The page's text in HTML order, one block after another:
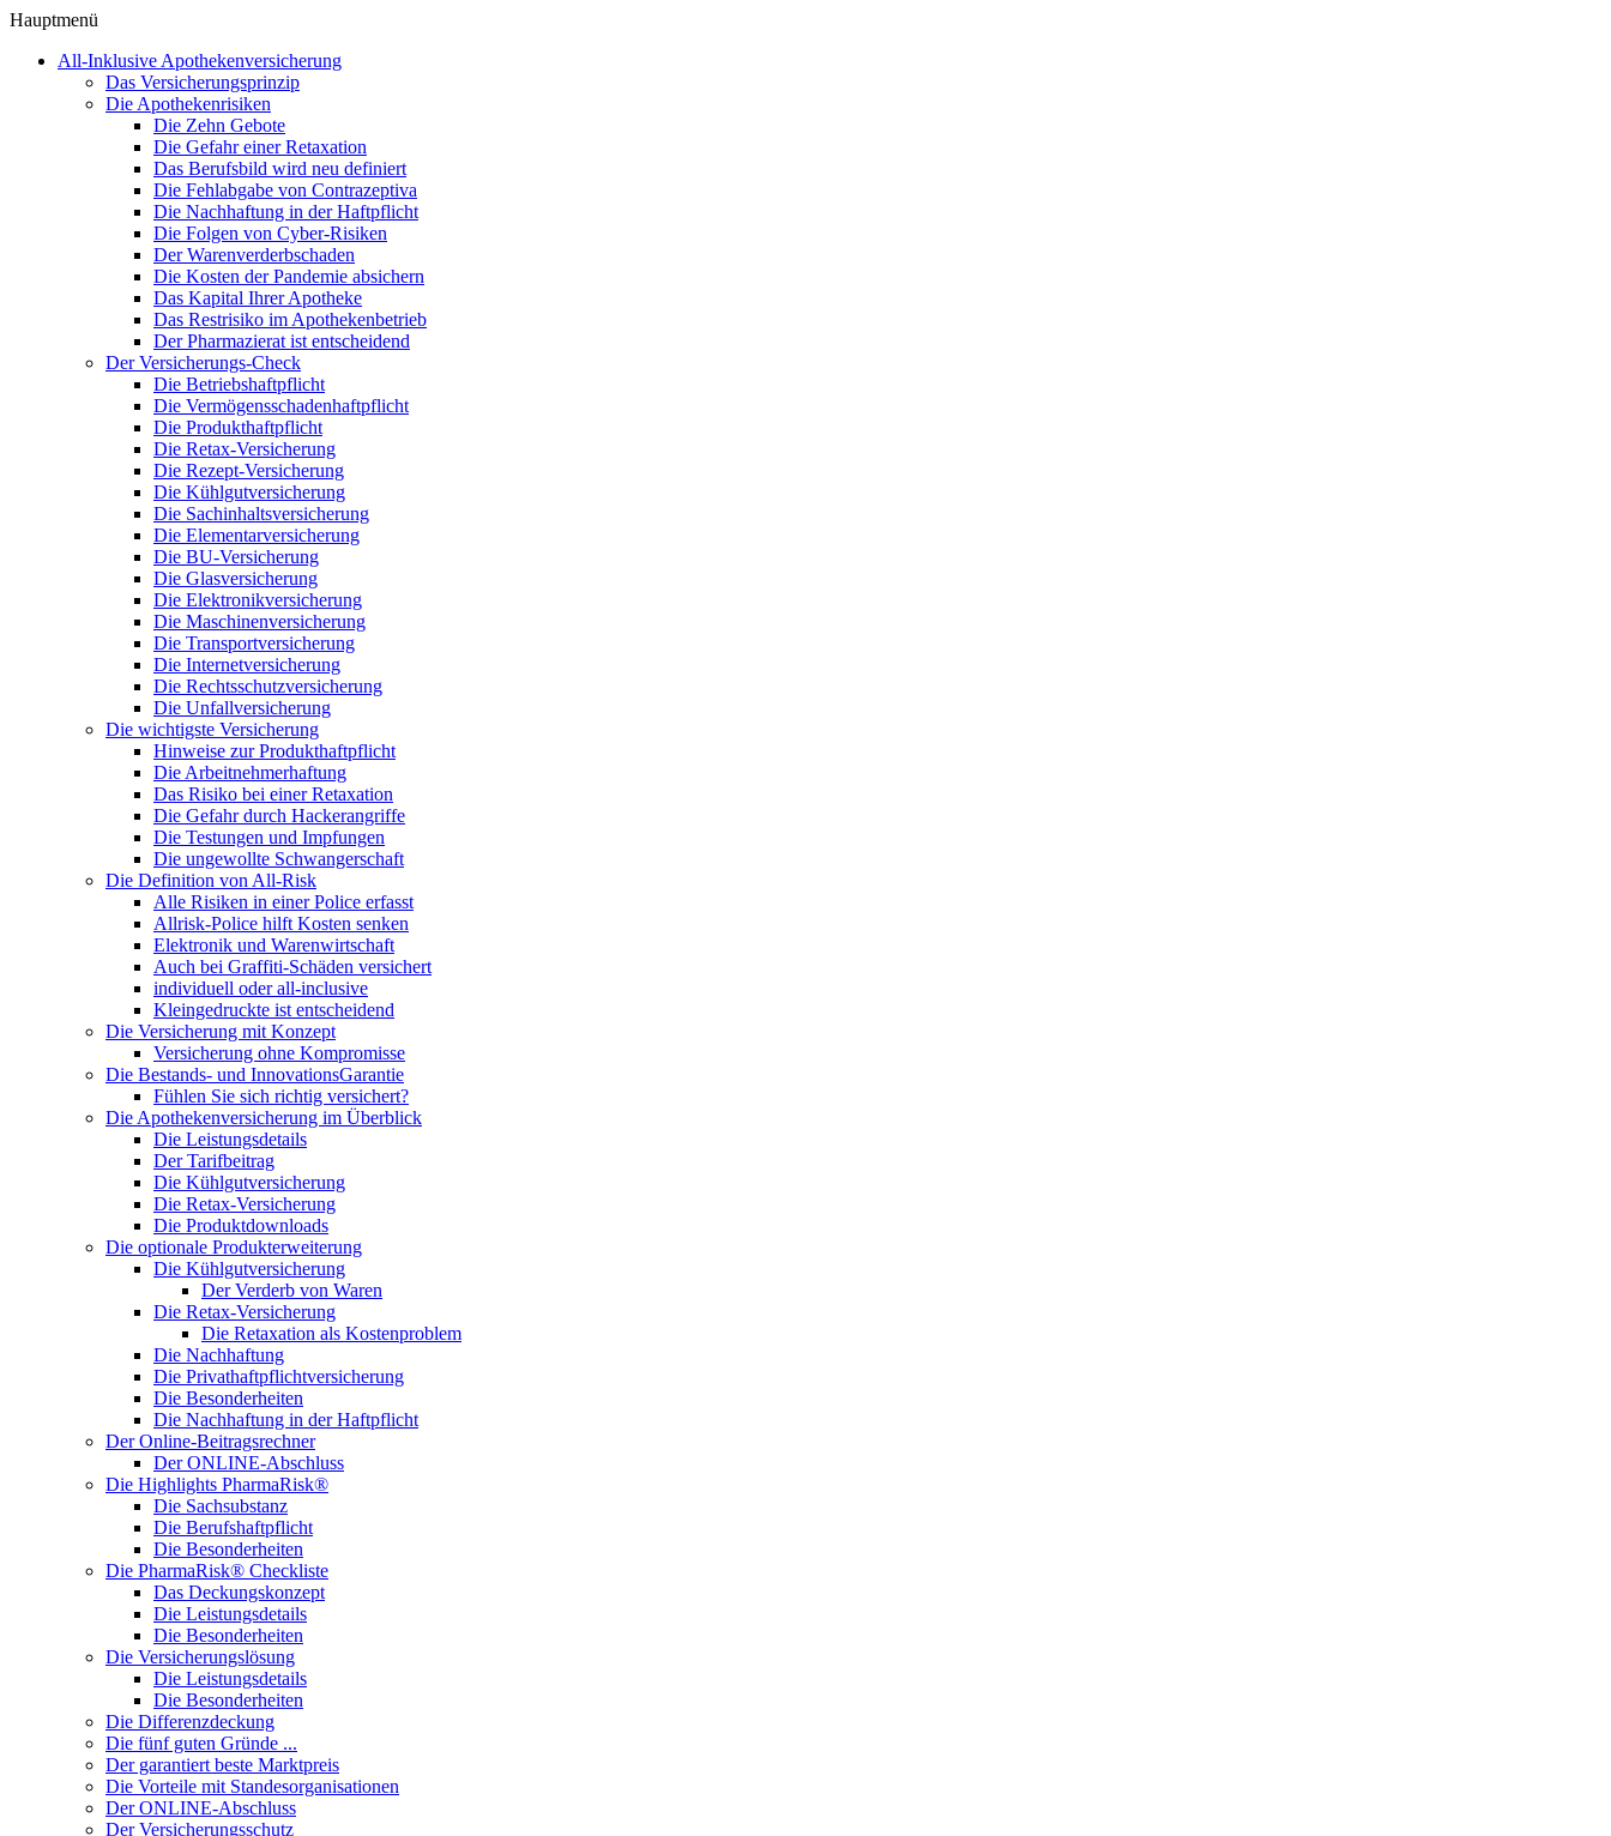
Hauptmenü
All-Inklusive Apothekenversicherung
Das Versicherungsprinzip
Die Apothekenrisiken
Die Zehn Gebote
Die Gefahr einer Retaxation
Das Berufsbild wird neu definiert
Die Fehlabgabe von Contrazeptiva
Die Nachhaftung in der Haftpflicht
Die Folgen von Cyber-Risiken
Der Warenverderbschaden
Die Kosten der Pandemie absichern
Das Kapital Ihrer Apotheke
Das Restrisiko im Apothekenbetrieb
Der Pharmazierat ist entscheidend
Der Versicherungs-Check
Die Betriebshaftpflicht
Die Vermögensschadenhaftpflicht
Die Produkthaftpflicht
Die Retax-Versicherung
Die Rezept-Versicherung
Die Kühlgutversicherung
Die Sachinhaltsversicherung
Die Elementarversicherung
Die BU-Versicherung
Die Glasversicherung
Die Elektronikversicherung
Die Maschinenversicherung
Die Transportversicherung
Die Internetversicherung
Die Rechtsschutzversicherung
Die Unfallversicherung
Die wichtigste Versicherung
Hinweise zur Produkthaftpflicht
Die Arbeitnehmerhaftung
Das Risiko bei einer Retaxation
Die Gefahr durch Hackerangriffe
Die Testungen und Impfungen
Die ungewollte Schwangerschaft
Die Definition von All-Risk
Alle Risiken in einer Police erfasst
Allrisk-Police hilft Kosten senken
Elektronik und Warenwirtschaft
Auch bei Graffiti-Schäden versichert
individuell oder all-inclusive
Kleingedruckte ist entscheidend
Die Versicherung mit Konzept
Versicherung ohne Kompromisse
Die Bestands- und InnovationsGarantie
Fühlen Sie sich richtig versichert?
Die Apothekenversicherung im Überblick
Die Leistungsdetails
Der Tarifbeitrag
Die Kühlgutversicherung
Die Retax-Versicherung
Die Produktdownloads
Die optionale Produkterweiterung
Die Kühlgutversicherung
Der Verderb von Waren
Die Retax-Versicherung
Die Retaxation als Kostenproblem
Die Nachhaftung
Die Privathaftpflichtversicherung
Die Besonderheiten
Die Nachhaftung in der Haftpflicht
Der Online-Beitragsrechner
Der ONLINE-Abschluss
Die Highlights PharmaRisk®
Die Sachsubstanz
Die Berufshaftpflicht
Die Besonderheiten
Die PharmaRisk® Checkliste
Das Deckungskonzept
Die Leistungsdetails
Die Besonderheiten
Die Versicherungslösung
Die Leistungsdetails
Die Besonderheiten
Die Differenzdeckung
Die fünf guten Gründe ...
Der garantiert beste Marktpreis
Die Vorteile mit Standesorganisationen
Der ONLINE-Abschluss
Der Versicherungsschutz